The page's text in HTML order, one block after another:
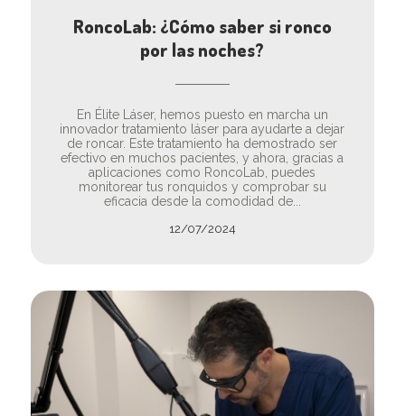
RoncoLab: ¿Cómo saber si ronco
por las noches?
En Élite Láser, hemos puesto en marcha un
innovador tratamiento láser para ayudarte a dejar
de roncar. Este tratamiento ha demostrado ser
efectivo en muchos pacientes, y ahora, gracias a
aplicaciones como RoncoLab, puedes
monitorear tus ronquidos y comprobar su
eficacia desde la comodidad de...
12/07/2024